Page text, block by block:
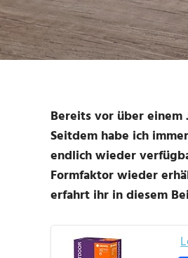
Bereits vor über einem
Seitdem habe ich
endlich wieder
Formfaktor wieder
erfahrt ihr in diesem